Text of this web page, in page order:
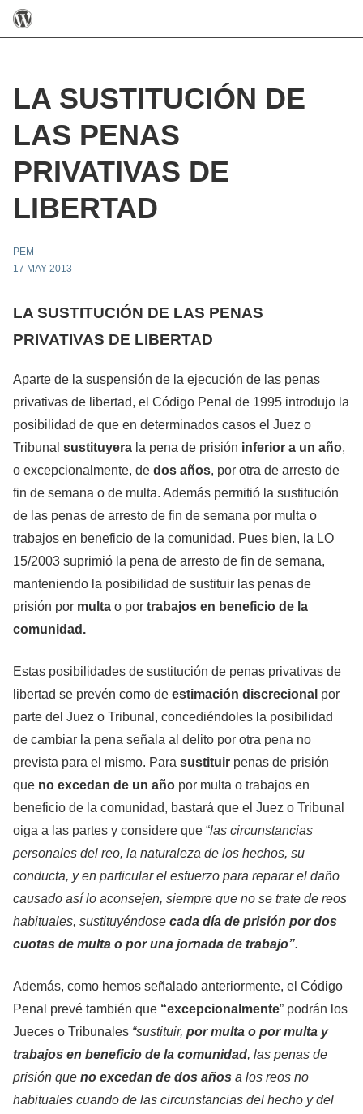
LA SUSTITUCIÓN DE
LAS PENAS
PRIVATIVAS DE
LIBERTAD
PEM
17 MAY 2013
LA SUSTITUCIÓN DE LAS PENAS
PRIVATIVAS DE LIBERTAD
Aparte de la suspensión de la ejecución de las penas
privativas de libertad, el Código Penal de 1995 introdujo la
posibilidad de que en determinados casos el Juez o
Tribunal sustituyera la pena de prisión inferior a un año,
o excepcionalmente, de dos años, por otra de arresto de
fin de semana o de multa. Además permitió la sustitución
de las penas de arresto de fin de semana por multa o
trabajos en beneficio de la comunidad. Pues bien, la LO
15/2003 suprimió la pena de arresto de fin de semana,
manteniendo la posibilidad de sustituir las penas de
prisión por multa o por trabajos en beneficio de la
comunidad.
Estas posibilidades de sustitución de penas privativas de
libertad se prevén como de estimación discrecional por
parte del Juez o Tribunal, concediéndoles la posibilidad
de cambiar la pena señala al delito por otra pena no
prevista para el mismo. Para sustituir penas de prisión
que no excedan de un año por multa o trabajos en
beneficio de la comunidad, bastará que el Juez o Tribunal
oiga a las partes y considere que “las circunstancias
personales del reo, la naturaleza de los hechos, su
conducta, y en particular el esfuerzo para reparar el daño
causado así lo aconsejen, siempre que no se trate de reos
habituales, sustituyéndose cada día de prisión por dos
cuotas de multa o por una jornada de trabajo”.
Además, como hemos señalado anteriormente, el Código
Penal prevé también que “excepcionalmente” podrán los
Jueces o Tribunales “sustituir, por multa o por multa y
trabajos en beneficio de la comunidad, las penas de
prisión que no excedan de dos años a los reos no
habituales cuando de las circunstancias del hecho y del